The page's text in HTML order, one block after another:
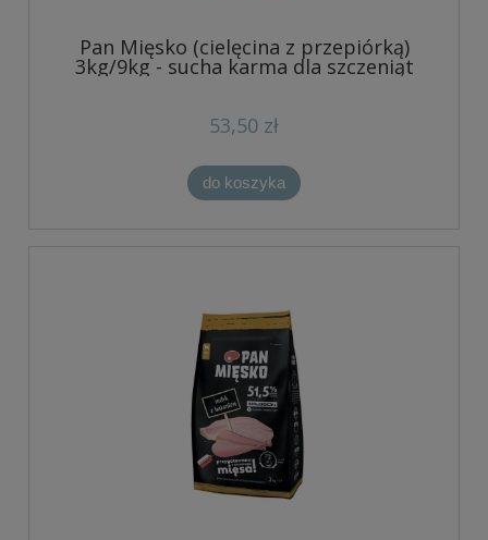
Pan Mięsko (cielęcina z przepiórką)
3kg/9kg - sucha karma dla szczeniąt
53,50 zł
do koszyka